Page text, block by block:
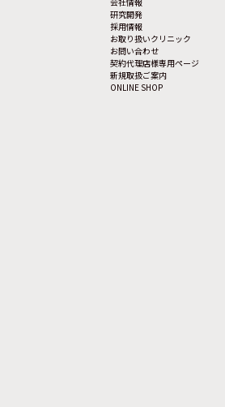
研究開発
採用情報
お取り扱いクリニック
お問い合わせ
契約代理店様専用ページ
新規取扱ご案内
ONLINE SHOP